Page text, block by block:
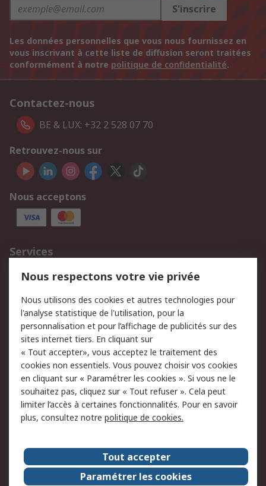
S'inscrire
Les données personnelles que vous nous fournissez en
vous inscrivant à cette liste de diffusion seront traitées
conformément à notre politique de confidentialité.
Contactez-nous
BE & LUX: +32 2 528 07 70
Retrouvez-nous sur
Nous acceptons
Services
750.000 produits
2.500 marques
Retours
Support technique
Track & trace
Legal
Politique de cookies
Sécurité des e-mails
Politique de protection
des données - Mise à
jour
Conditions générales
de vente
A propos de RS
Le groupe RS Group
A propos de RS
Nous respectons votre vie privée
Nous utilisons des cookies et autres technologies pour
l'analyse statistique de l'utilisation, pour la
personnalisation et pour l’affichage de publicités sur des
sites internet tiers. En cliquant sur
« Tout accepter», vous acceptez le traitement des
cookies non essentiels. Vous pouvez choisir vos cookies
en cliquant sur « Paramétrer les cookies ». Si vous ne le
souhaitez pas, cliquez sur « Tout refuser ». Cela peut
limiter l’accès à certaines fonctionnalités. Pour en savoir
plus, consultez notre politique de cookies.
Tout accepter
Paramétrer les cookies